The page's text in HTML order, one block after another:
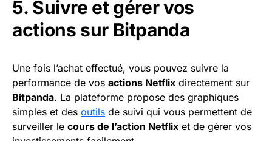
5. Suivre et gérer vos
actions sur Bitpanda
Une fois l’achat effectué, vous pouvez suivre la
performance de vos actions Netflix directement sur
Bitpanda. La plateforme propose des graphiques
simples et des outils de suivi qui vous permettent de
surveiller le cours de l’action Netflix et de gérer vos